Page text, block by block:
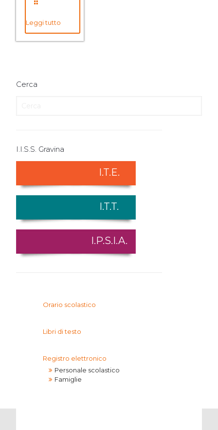
Leggi tutto
Cerca
I.I.S.S. Gravina
I.T.E.
I.T.T.
I.P.S.I.A.
Orario scolastico
Libri di testo
Registro elettronico
Personale scolastico
Famiglie